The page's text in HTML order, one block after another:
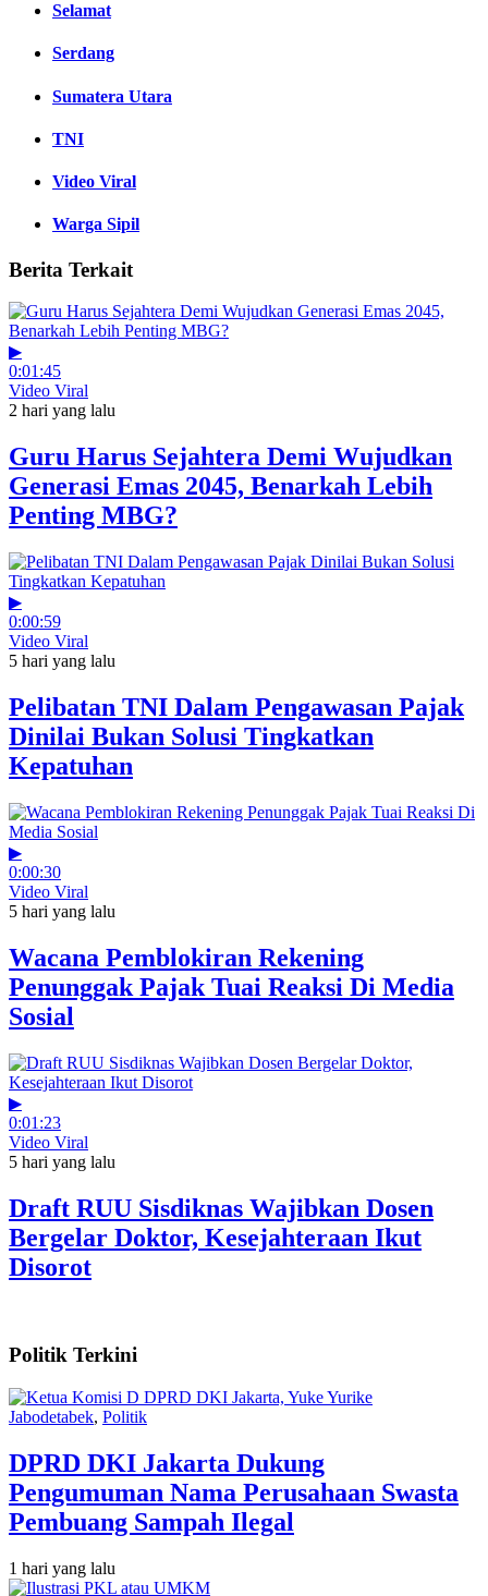
Selamat
Serdang
Sumatera Utara
TNI
Video Viral
Warga Sipil
Berita Terkait
▶
0:01:45
Video Viral
2 hari yang lalu
Guru Harus Sejahtera Demi Wujudkan
Generasi Emas 2045, Benarkah Lebih
Penting MBG?
▶
0:00:59
Video Viral
5 hari yang lalu
Pelibatan TNI Dalam Pengawasan Pajak
Dinilai Bukan Solusi Tingkatkan
Kepatuhan
▶
0:00:30
Video Viral
5 hari yang lalu
Wacana Pemblokiran Rekening
Penunggak Pajak Tuai Reaksi Di Media
Sosial
▶
0:01:23
Video Viral
5 hari yang lalu
Draft RUU Sisdiknas Wajibkan Dosen
Bergelar Doktor, Kesejahteraan Ikut
Disorot
Politik Terkini
Jabodetabek, Politik
DPRD DKI Jakarta Dukung
Pengumuman Nama Perusahaan Swasta
Pembuang Sampah Ilegal
1 hari yang lalu